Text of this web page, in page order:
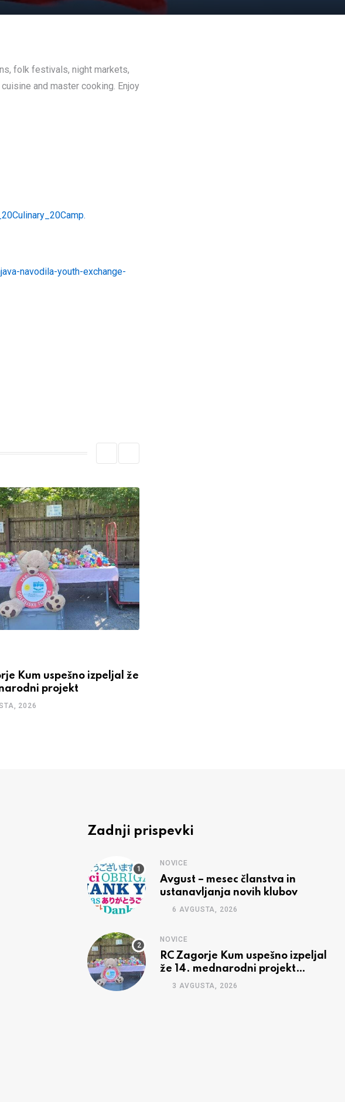
and master cooking. Enjoy
navodila-youth-exchange-
Kum uspešno izpeljal že
projekt
2026
Zadnji prispevki
NOVICE
Avgust – mesec članstva in
ustanavljanja novih klubov
6 AVGUSTA, 2026
NOVICE
RC Zagorje Kum uspešno izpeljal
že 14. mednarodni projekt
pobratenih Rotary klubov »Tabor
3 AVGUSTA, 2026